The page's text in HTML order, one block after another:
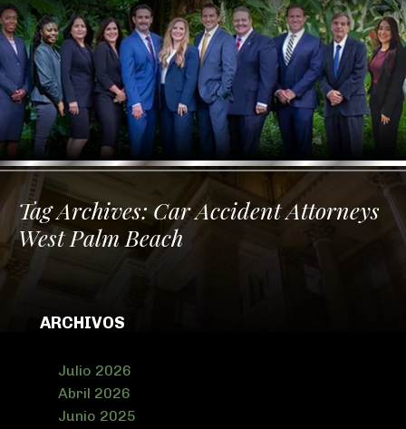
Tag Archives: Car Accident Attorneys
West Palm Beach
ARCHIVOS
Julio 2026
Abril 2026
Junio 2025